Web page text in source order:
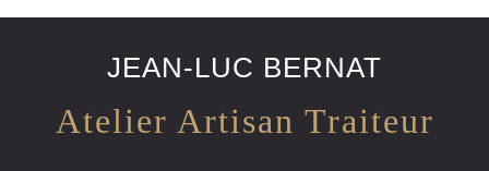
JEAN-LUC BERNAT
Atelier Artisan Traiteur